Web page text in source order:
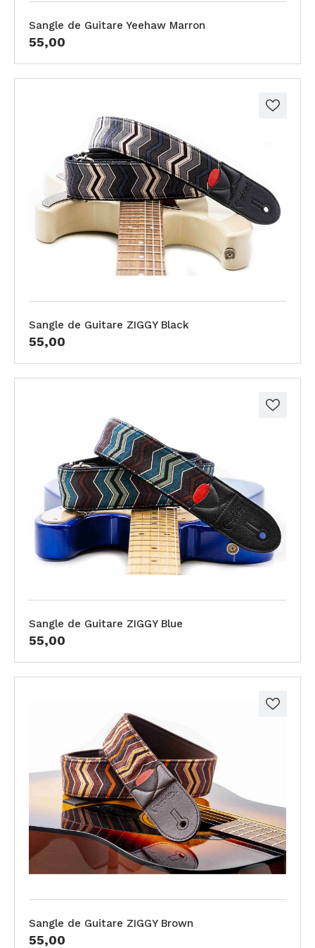
Sangle de Guitare Yeehaw Marron
55,00
Sangle de Guitare ZIGGY Black
55,00
Sangle de Guitare ZIGGY Blue
55,00
Sangle de Guitare ZIGGY Brown
55,00